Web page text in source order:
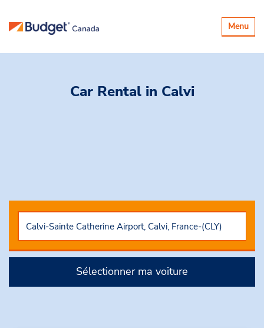
Basculer
la
Menu
Car Rental in Calvi
Sélectionner ma voiture